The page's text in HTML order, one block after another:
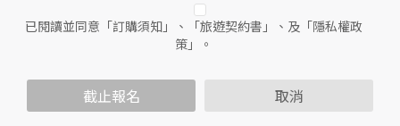
二、個人資料的蒐集、處理及利用方式
當您造訪本網站或使用本網站所提供之功能服務時，我們將視
範圍內處理及利用您的個人資料；非經您書面同意，本網站不
會將個人資料用於其他用途。
已閱讀並同意「訂購須知」、「旅遊契約書」、及「隱私權政
策」。
截止報名 取消